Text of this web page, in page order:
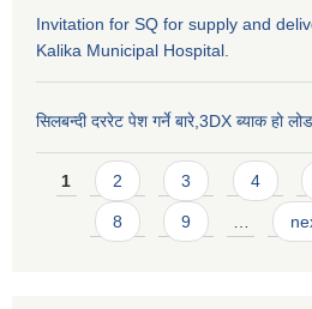
Invitation for SQ for supply and
Kalika Municipal Hospital.
सिलबन्दी दररेट पेश गर्ने बारे,3DX ब्याक हो
Pages
1 2 3 4
8 9